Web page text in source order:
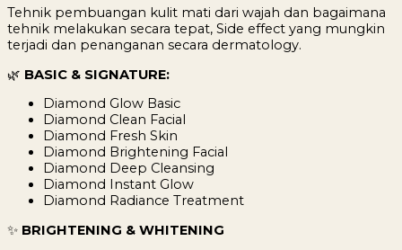
Tehnik pembuangan kulit mati dari wajah dan bagaimana
tehnik melakukan secara tepat, Side effect yang mungkin
terjadi dan penanganan secara dermatology.
🌿 BASIC & SIGNATURE:
Diamond Glow Basic
Diamond Clean Facial
Diamond Fresh Skin
Diamond Brightening Facial
Diamond Deep Cleansing
Diamond Instant Glow
Diamond Radiance Treatment
✨ BRIGHTENING & WHITENING